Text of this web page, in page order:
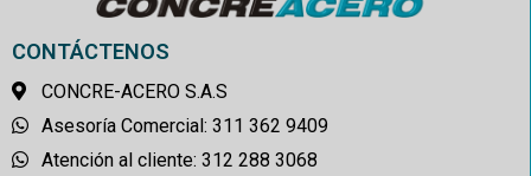
CONTÁCTENOS
CONCRE-ACERO S.A.S
Asesoría Comercial: 311 362 9409
Atención al cliente: 312 288 3068